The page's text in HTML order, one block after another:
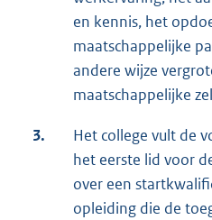
en kennis, het
maatschappelijke
andere wijze
maatschappelijke
3.
Het college vult de
het eerste lid voor
over een
opleiding die de